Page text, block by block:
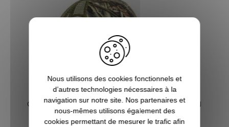
Casquette Passion Migrateurs roseaux PERCUSSION
Nous utilisons des cookies fonctionnels et
d’autres technologies nécessaires à la
navigation sur notre site. Nos partenaires et
nous-mêmes utilisons également des
cookies permettant de mesurer le trafic afin